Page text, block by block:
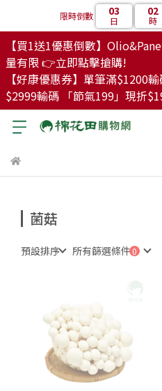
限時倒數 03
日
02
時
【買1送1優惠倒數】
量有限 👉立即點擊搶購!
【好康優惠券】單筆滿$1200
$2999輸碼 「節氣199」現折
菌菇
預設排序 所有篩選條件